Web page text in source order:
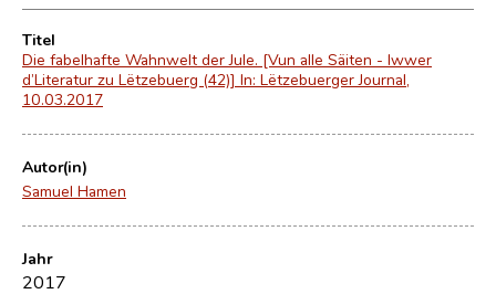
Titel
Die fabelhafte Wahnwelt der Jule. [Vun alle Säiten - Iwwer
d’Literatur zu Lëtzebuerg (42)] In: Lëtzebuerger Journal,
10.03.2017
Autor(in)
Samuel Hamen
Jahr
2017